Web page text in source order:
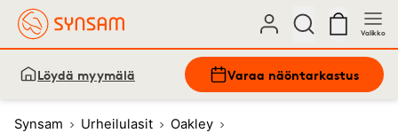
Valikko
Löydä myymälä Varaa näöntarkastus
Synsam Urheilulasit
Oakley